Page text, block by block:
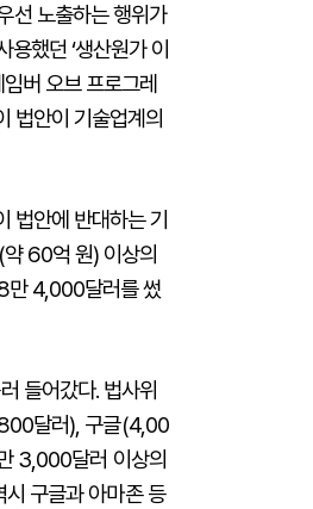
선 노출하는 행위가
했던 ‘생산원가 이
버 오브 프로그레
법안이 기술업계의
법안에 반대하는 기
60억 원) 이상의
만 4,000달러를 썼
들어갔다. 법사위
달러), 구글(4,00
3,000달러 이상의
구글과 아마존 등